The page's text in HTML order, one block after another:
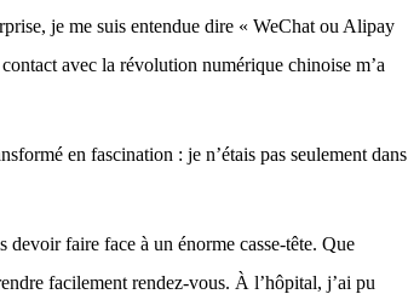
je me suis entendue dire « WeChat ou Alipay
avec la révolution numérique chinoise m’a
en fascination : je n’étais pas seulement dans
faire face à un énorme casse-tête. Que
facilement rendez-vous. À l’hôpital, j’ai pu